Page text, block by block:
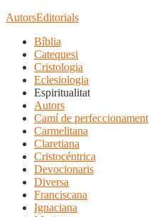
AutorsEditorials
Bíblia
Catequesi
Cristologia
Eclesiologia
Espiritualitat
Autors
Camí de perfeccionament
Carmelitana
Claretiana
Cristocéntrica
Devocionaris
Diversa
Franciscana
Ignaciana